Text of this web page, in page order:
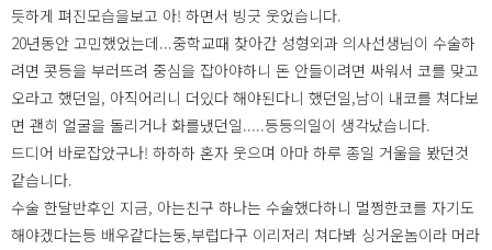
듯하게 펴진모습을보고 아! 하면서 빙긋 웃었습니다.
20년동안 고민했었는데...중학교때 찾아간 성형외과 의사선생님이 수술하
려면 콧등을 부러뜨려 중심을 잡아야하니 돈 안들이려면 싸워서 코를 맞고
오라고 했던일, 아직어리니 더있다 해야된다니 했던일,남이 내코를 쳐다보
면 괜히 얼굴을 돌리거나 화를냈던일.....등등의일이 생각났습니다.
드디어 바로잡았구나! 하하하 혼자 웃으며 아마 하루 종일 거울을 봤던것
같습니다.
수술 한달반후인 지금, 아는친구 하나는 수술했다하니 멀쩡한코를 자기도
해야겠다는등 배우같다는둥,부럽다구 이리저리 쳐다봐 싱거운놈이라 머라